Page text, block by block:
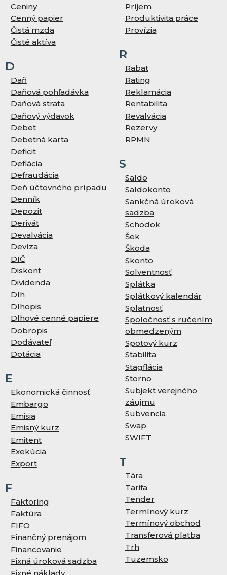
Ceniny
Cenný papier
Čistá mzda
Čisté aktíva
D
Daň
Daňová pohľadávka
Daňová strata
Daňový výdavok
Debet
Debetná karta
Deficit
Deflácia
Defraudácia
Deň účtovného prípadu
Denník
Depozit
Derivát
Devalvácia
Devíza
DIČ
Diskont
Dividenda
Dlh
Dlhopis
Dlhové cenné papiere
Dobropis
Dodávateľ
Dotácia
E
Ekonomická činnosť
Embargo
Emisia
Emisný kurz
Emitent
Exekúcia
Export
F
Faktoring
Faktúra
FIFO
Finančný prenájom
Financovanie
Fixná úroková sadzba
Príjem
Produktivita práce
Provízia
R
Rabat
Rating
Reklamácia
Rentabilita
Revalvácia
Rezervy
RPMN
S
Saldo
Saldokonto
Sankčná úroková
sadzba
Schodok
Šek
Škoda
Skonto
Solventnosť
Splátka
Splátkový kalendár
Splatnosť
Spoločnosť s ručením
obmedzeným
Spotový kurz
Stabilita
Stagflácia
Storno
Subjekt verejného
záujmu
Subvencia
Swap
SWIFT
T
Tára
Tarifa
Tender
Termínový kurz
Termínový obchod
Transferová platba
Trh
Tuzemsko